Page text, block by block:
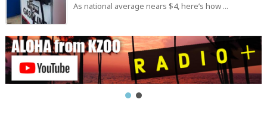
As national average nears $4, here’s how ...